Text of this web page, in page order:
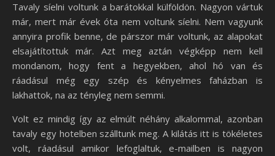
Tavaly síelni voltunk a barátokkal külföldön. Nagyon vártuk
már, mert már évek óta nem voltunk síelni. Nem vagyunk
annyira profik benne, de párszor már voltunk, az alapokat
elsajátítottuk már. Azt meg aztán végképp nem kell
mondanom, hogy fent a hegyekben, ahol hó van és
ráadásul még egy szép és kényelmes faházban is
lakhattok, na az tényleg nem semmi.
Volt ez mindig így az elmúlt néhány alkalommal, azonban
tavaly egy hotelben szálltunk meg. A kilátás itt is tökéletes
volt, ráadásul amikor lefoglaltuk, e-mailben is nagyon